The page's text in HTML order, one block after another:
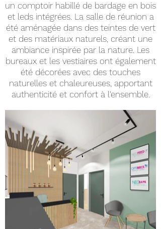
un comptoir habillé de bardage en bois
et leds intégrées. La salle de réunion a
été aménagée dans des teintes de vert
et des matériaux naturels, créant une
ambiance inspirée par la nature. Les
bureaux et les vestiaires ont également
été décorées avec des touches
naturelles et chaleureuses, apportant
authenticité et confort à l'ensemble.